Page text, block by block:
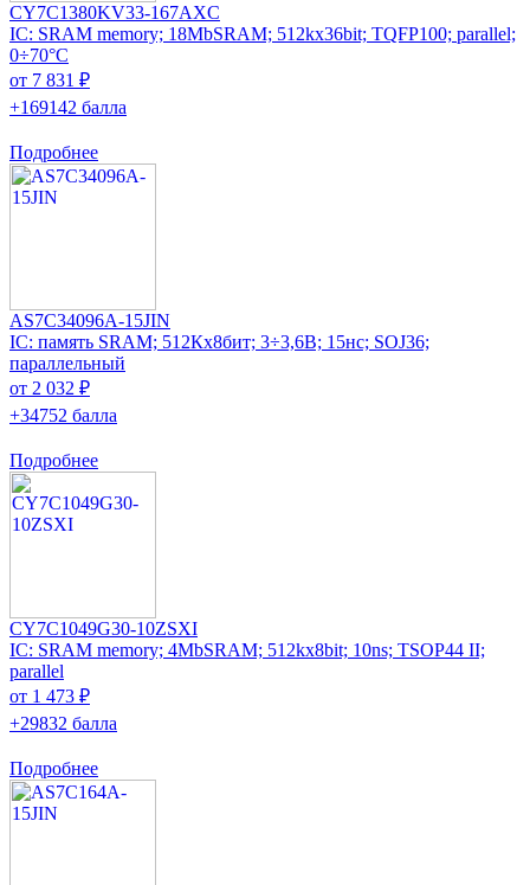
CY7C1380KV33-167AXC
IC: SRAM memory; 18MbSRAM; 512kx36bit; TQFP100; parallel;
0÷70°C
от 7 831 ₽
+169142 балла
Подробнее
AS7C34096A-15JIN
IC: память SRAM; 512Кx8бит; 3÷3,6В; 15нс; SOJ36;
параллельный
от 2 032 ₽
+34752 балла
Подробнее
CY7C1049G30-10ZSXI
IC: SRAM memory; 4MbSRAM; 512kx8bit; 10ns; TSOP44 II;
parallel
от 1 473 ₽
+29832 балла
Подробнее